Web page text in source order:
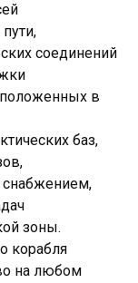
соединений
в
баз,
снабжением,
зоны.
корабля
на любом